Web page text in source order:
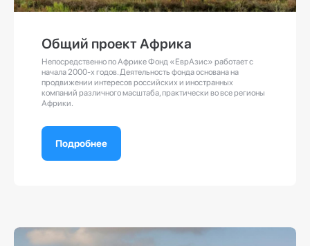
Общий проект Африка
Непосредственно по Африке Фонд «ЕврАзис» работает с
начала 2000-х годов. Деятельность фонда основана на
продвижении интересов российских и иностранных
компаний различного масштаба, практически во все регионы
Африки.
Подробнее